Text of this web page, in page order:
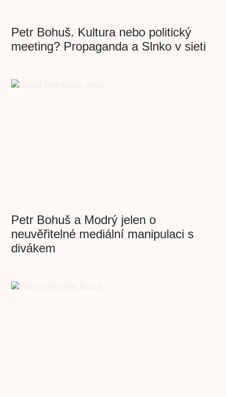
Petr Bohuš. Kultura nebo politický
meeting? Propaganda a Slnko v sieti
Petr Bohuš a Modrý jelen o
neuvěřitelné mediální manipulaci s
divákem